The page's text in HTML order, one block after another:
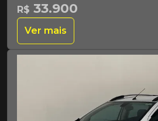
R$ 33.900
Ver mais